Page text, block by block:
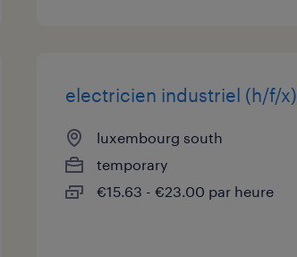
electricien industriel (h/f/x)
luxembourg south
temporary
€15.63 - €23.00 par heure